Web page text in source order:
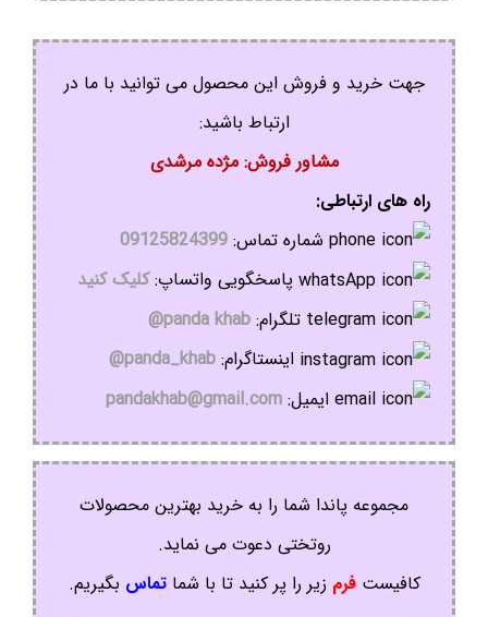
جهت خرید و فروش این محصول می توانید با ما در
ارتباط باشید:
مشاور فروش: مژده مرشدی
راه های ارتباطی:
شماره تماس: 09125824399
پاسخگویی واتساپ:کلیک کنید
تلگرام: panda khab@
اینستاگرام: panda_khab@
ایمیل: pandakhab@gmail.com
مجموعه پاندا شما را به خرید بهترین محصولات
روتختی دعوت می نماید.
کافیستفرم زیر را پر کنید تا با شماتماس بگیریم.